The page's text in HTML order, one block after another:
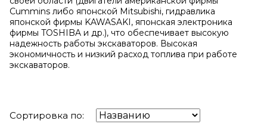
Cummins либо японской Mitsubishi, гидравлика
японской фирмы KAWASAKI, японская электроника
фирмы TOSHIBA и др.), что обеспечивает высокую
надежность работы экскаваторов. Высокая
экономичность и низкий расход топлива при работе
экскаваторов.
Сортировка по: